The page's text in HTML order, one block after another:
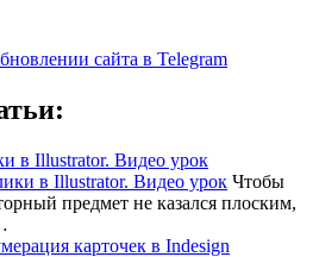
сайта в Telegram
в Illustrator. Видео урок
Чтобы
предмет не казался плоским,
карточек в Indesign